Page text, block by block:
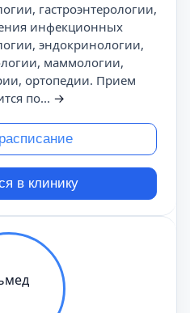
гастроэнтерологии,
инфекционных
эндокринологии,
маммологии,
ортопедии. Прием
по... →
в клинику